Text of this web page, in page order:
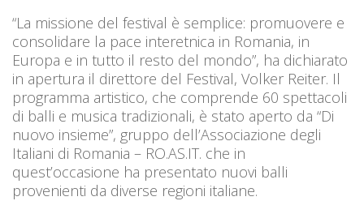
“La missione del festival è semplice: promuovere e
consolidare la pace interetnica in Romania, in
Europa e in tutto il resto del mondo”, ha dichiarato
in apertura il direttore del Festival, Volker Reiter. Il
programma artistico, che comprende 60 spettacoli
di balli e musica tradizionali, è stato aperto da “Di
nuovo insieme”, gruppo dell’Associazione degli
Italiani di Romania – RO.AS.IT. che in
quest’occasione ha presentato nuovi balli
provenienti da diverse regioni italiane.